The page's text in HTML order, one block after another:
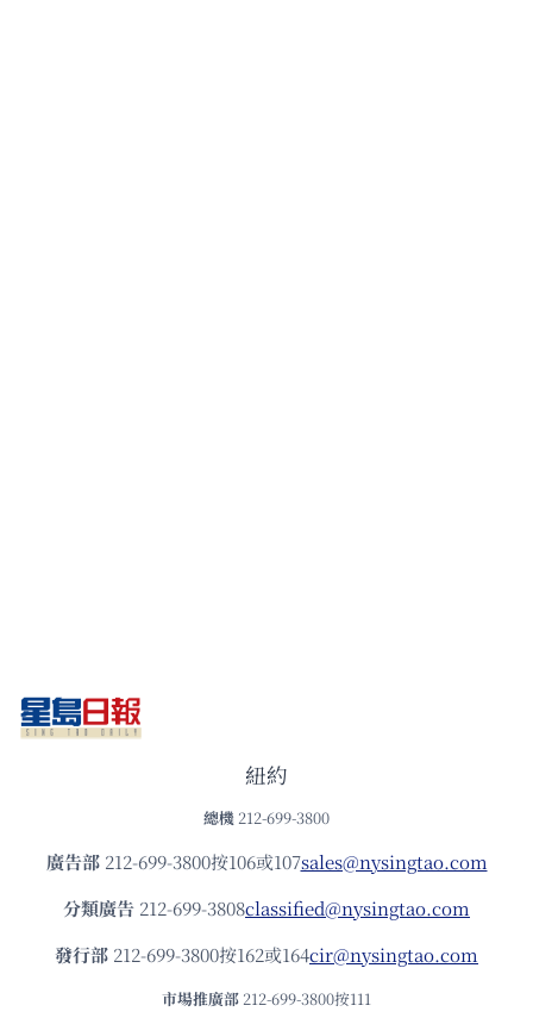
紐約
總機 212-699-3800
廣告部212-699-3800按106或107sales@nysingtao.com
分類廣告 212-699-3808classified@nysingtao.com
發⾏部 212-699-3800按162或164cir@nysingtao.com
市場推廣部 212-699-3800按111